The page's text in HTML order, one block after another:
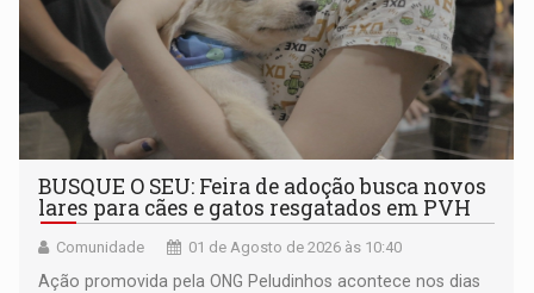
BUSQUE O SEU: Feira de adoção busca novos
lares para cães e gatos resgatados em PVH
Comunidade 01 de Agosto de 2026 às 10:40
Ação promovida pela ONG Peludinhos acontece nos dias